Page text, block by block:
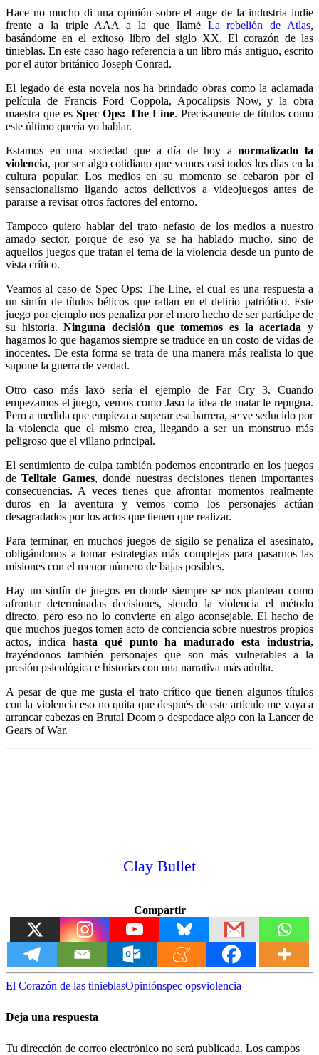
Hace no mucho di una opinión sobre el auge de la industria indie
frente a la triple AAA a la que llamé La rebelión de Atlas,
basándome en el exitoso libro del siglo XX, El corazón de las
tinieblas. En este caso hago referencia a un libro más antiguo, escrito
por el autor británico Joseph Conrad.
El legado de esta novela nos ha brindado obras como la aclamada
película de Francis Ford Coppola, Apocalipsis Now, y la obra
maestra que es Spec Ops: The Line. Precisamente de títulos como
este último quería yo hablar.
Estamos en una sociedad que a día de hoy anormalizado la
violencia, por ser algo cotidiano que vemos casi todos los días en la
cultura popular. Los medios en su momento se cebaron por el
sensacionalismo ligando actos delictivos a videojuegos antes de
pararse a revisar otros factores del entorno.
Tampoco quiero hablar del trato nefasto de los medios a nuestro
amado sector, porque de eso ya se ha hablado mucho, sino de
aquellos juegos que tratan el tema de la violencia desde un punto de
vista crítico.
Veamos al caso de Spec Ops: The Line, el cual es una respuesta a
un sinfín de títulos bélicos que rallan en el delirio patriótico. Este
juego por ejemplo nos penaliza por el mero hecho de ser partícipe de
su historia.Ninguna decisión que tomemos es la acertada y
hagamos lo que hagamos siempre se traduce en un costo de vidas de
inocentes. De esta forma se trata de una manera más realista lo que
supone la guerra de verdad.
Otro caso más laxo sería el ejemplo de Far Cry 3. Cuando
empezamos el juego, vemos como Jaso la idea de matar le repugna.
Pero a medida que empieza a superar esa barrera, se ve seducido por
la violencia que el mismo crea, llegando a ser un monstruo más
peligroso que el villano principal.
El sentimiento de culpa también podemos encontrarlo en los juegos
deTelltale Games, donde nuestras decisiones tienen importantes
consecuencias. A veces tienes que afrontar momentos realmente
duros en la aventura y vemos como los personajes actúan
desagradados por los actos que tienen que realizar.
Para terminar, en muchos juegos de sigilo se penaliza el asesinato,
obligándonos a tomar estrategias más complejas para pasarnos las
misiones con el menor número de bajas posibles.
Hay un sinfín de juegos en donde siempre se nos plantean como
afrontar determinadas decisiones, siendo la violencia el método
directo, pero eso no lo convierte en algo aconsejable. El hecho de
que muchos juegos tomen acto de conciencia sobre nuestros propios
actos, indica hasta qué punto ha madurado esta industria,
trayéndonos también personajes que son más vulnerables a la
presión psicológica e historias con una narrativa más adulta.
A pesar de que me gusta el trato crítico que tienen algunos títulos
con la violencia eso no quita que después de este artículo me vaya a
arrancar cabezas en Brutal Doom o despedace algo con la Lancer de
Gears of War.
Clay Bullet
Compartir
El Corazón de las tinieblasOpiniónspec opsviolencia
Deja una respuesta
Tu dirección de correo electrónico no será publicada. Los campos